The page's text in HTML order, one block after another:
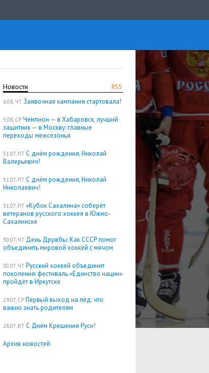
RSS
Новости
6.08, ЧТ Заявочная кампания стартовала!
5.08, СР Чемпион — в Хабаровск, лучший
защитник — в Москву: главные
переходы межсезонья
31.07, ПТ С днём рождения, Николай
Валерьевич!
31.07, ПТ С днём рождения, Николай
Николаевич!
31.07, ПТ «Кубок Сахалина» соберёт
ветеранов русского хоккея в Южно-
Сахалинске
30.07, ЧТ День Дружбы: Как СССР помог
объединить мировой хоккей с мячом
30.07, ЧТ Русский хоккей объединит
поколения: фестиваль «Единство нации»
пройдёт в Иркутске
29.07, СР Первый выход на лёд: что
важно знать родителям
28.07, ВТ С Днём Крещения Руси!
Архив новостей